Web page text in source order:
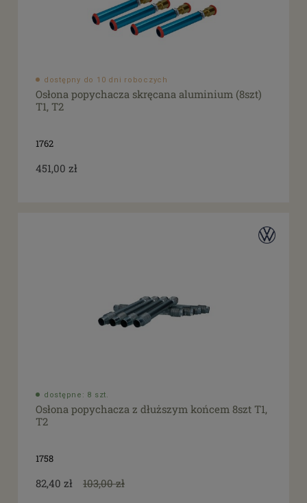
dostępny do 10 dni roboczych
Osłona popychacza skręcana aluminium (8szt)
T1, T2
1762
451,00 zł
dostępne: 8 szt.
Osłona popychacza z dłuższym końcem 8szt T1,
T2
1758
82,40 zł 103,00 zł